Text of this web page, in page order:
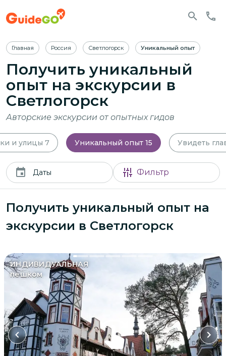
Главная Россия Светлогорск Уникальный опыт
Получить уникальный
опыт на экскурсии в
Светлогорск
Авторские экскурсии от опытных гидов
и улицы 7 Уникальный опыт 15 Увидеть
Даты Фильтр
Получить уникальный опыт на
экскурсии в Светлогорск
ИНДИВИДУАЛЬНАЯ
пешком